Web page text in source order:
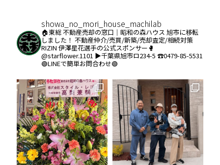
showa_no_mori_house_machilab
🏠東総 不動産売却の窓口｜昭和の森ハウス 旭市に移転
しました！ 不動産仲介/売買/新築/売却査定/相続対策
RIZIN 伊澤星花選手の公式スポンサー🥊
@starflower.1101 ▶︎千葉県旭市ロ234-5 ☎️0479-85-5531
🟢LINEで簡単お問合わせ🟢